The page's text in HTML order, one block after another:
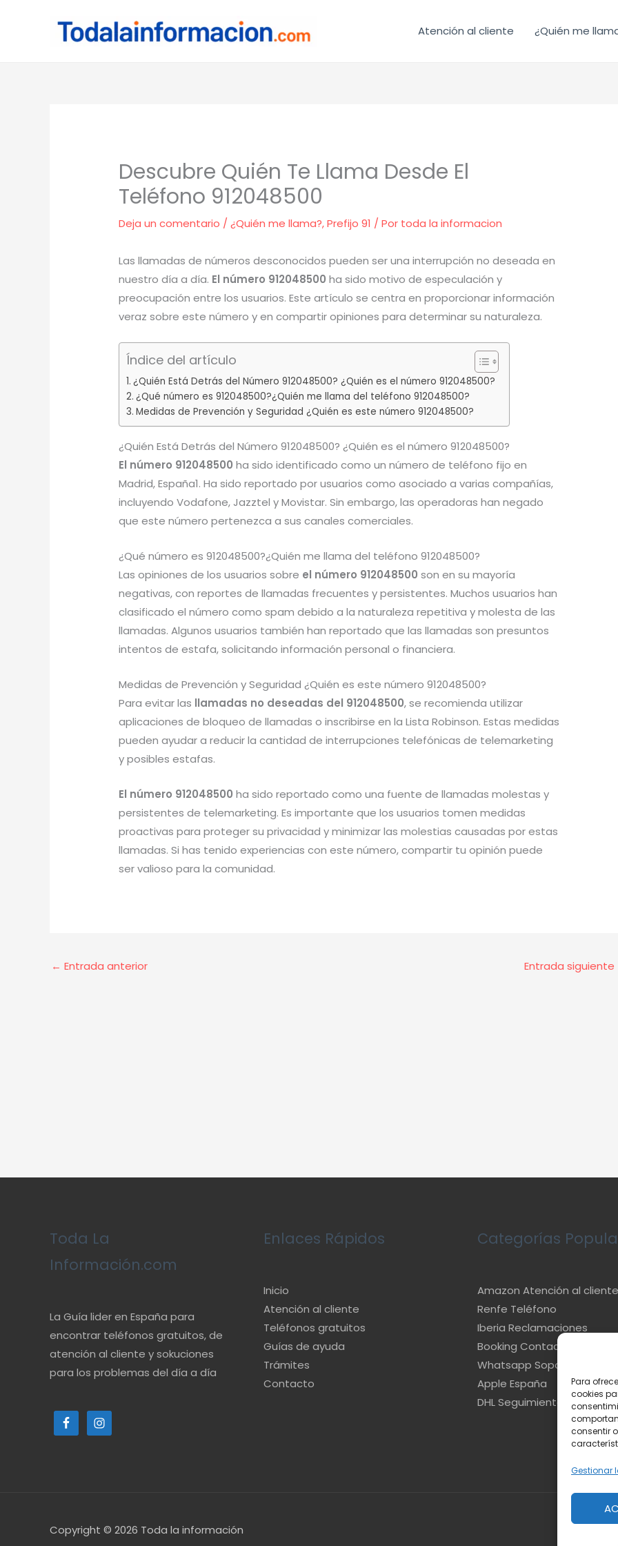
Para
cookies
consentir
Gestionar
Atención al cliente ¿Quién me
Descubre Quién Te Llama Desde El
Teléfono 912048500
Deja un comentario /¿Quién me llama?,Prefijo 91 / Por toda la informacion
Las llamadas de números desconocidos pueden ser una interrupción no deseada en
nuestro día a día. El número 912048500 ha sido motivo de especulación y
preocupación entre los usuarios. Este artículo se centra en proporcionar información
veraz sobre este número y en compartir opiniones para determinar su naturaleza.
Índice del artículo
¿Quién Está Detrás del Número 912048500? ¿Quién es el número 912048500?
¿Qué número es 912048500?¿Quién me llama del teléfono 912048500?
Medidas de Prevención y Seguridad ¿Quién es este número 912048500?
¿Quién Está Detrás del Número 912048500? ¿Quién es el número 912048500?
El número 912048500 ha sido identificado como un número de teléfono fijo en
Madrid, España1. Ha sido reportado por usuarios como asociado a varias compañías,
incluyendo Vodafone, Jazztel y Movistar. Sin embargo, las operadoras han negado
que este número pertenezca a sus canales comerciales.
¿Qué número es 912048500?¿Quién me llama del teléfono 912048500?
Las opiniones de los usuarios sobre el número 912048500 son en su mayoría
negativas, con reportes de llamadas frecuentes y persistentes. Muchos usuarios han
clasificado el número como spam debido a la naturaleza repetitiva y molesta de las
llamadas. Algunos usuarios también han reportado que las llamadas son presuntos
intentos de estafa, solicitando información personal o financiera.
Medidas de Prevención y Seguridad ¿Quién es este número 912048500?
Para evitar las llamadas no deseadas del 912048500, se recomienda utilizar
aplicaciones de bloqueo de llamadas o inscribirse en la Lista Robinson. Estas medidas
pueden ayudar a reducir la cantidad de interrupciones telefónicas de telemarketing
y posibles estafas.
El número 912048500 ha sido reportado como una fuente de llamadas molestas y
persistentes de telemarketing. Es importante que los usuarios tomen medidas
proactivas para proteger su privacidad y minimizar las molestias causadas por estas
llamadas. Si has tenido experiencias con este número, compartir tu opinión puede
ser valioso para la comunidad.
← Entrada anterior Entrada siguiente
Toda La
Información.com
La Guía lider en España para
encontrar teléfonos gratuitos, de
atención al cliente y sokuciones
para los problemas del día a día
Enlaces Rápidos
Inicio
Atención al cliente
Teléfonos gratuitos
Guías de ayuda
Trámites
Contacto
Categorías
Amazon Atención al cliente
Renfe Teléfono
Iberia Reclamaciones
Booking Contacto
Whatsapp Soporte
Apple España
DHL Seguimiento
Copyright © 2026 Toda la información